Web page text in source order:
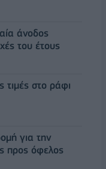
άνοδος
του έτους
τιμές στο ράφι
για την
προς όφελος